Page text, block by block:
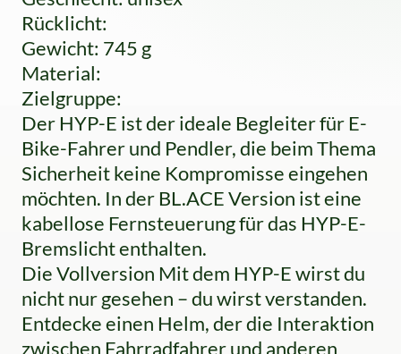
Rücklicht:
Gewicht: 745 g
Material:
Zielgruppe:
Der HYP-E ist der ideale Begleiter für E-
Bike-Fahrer und Pendler, die beim Thema
Sicherheit keine Kompromisse eingehen
möchten. In der BL.ACE Version ist eine
kabellose Fernsteuerung für das HYP-E-
Bremslicht enthalten.
Die Vollversion Mit dem HYP-E wirst du
nicht nur gesehen – du wirst verstanden.
Entdecke einen Helm, der die Interaktion
zwischen Fahrradfahrer und anderen